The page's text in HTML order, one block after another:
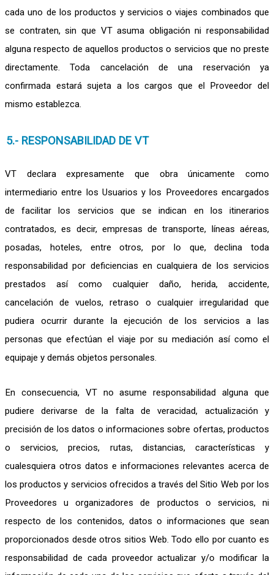
cada uno de los productos y servicios o viajes combinados que
se contraten, sin que VT asuma obligación ni responsabilidad
alguna respecto de aquellos productos o servicios que no preste
directamente. Toda cancelación de una reservación ya
confirmada estará sujeta a los cargos que el Proveedor del
mismo establezca.
5.- RESPONSABILIDAD DE VT
VT declara expresamente que obra únicamente como
intermediario entre los Usuarios y los Proveedores encargados
de facilitar los servicios que se indican en los itinerarios
contratados, es decir, empresas de transporte, líneas aéreas,
posadas, hoteles, entre otros, por lo que, declina toda
responsabilidad por deficiencias en cualquiera de los servicios
prestados así como cualquier daño, herida, accidente,
cancelación de vuelos, retraso o cualquier irregularidad que
pudiera ocurrir durante la ejecución de los servicios a las
personas que efectúan el viaje por su mediación así como el
equipaje y demás objetos personales.
En consecuencia, VT no asume responsabilidad alguna que
pudiere derivarse de la falta de veracidad, actualización y
precisión de los datos o informaciones sobre ofertas, productos
o servicios, precios, rutas, distancias, características y
cualesquiera otros datos e informaciones relevantes acerca de
los productos y servicios ofrecidos a través del Sitio Web por los
Proveedores u organizadores de productos o servicios, ni
respecto de los contenidos, datos o informaciones que sean
proporcionados desde otros sitios Web. Todo ello por cuanto es
responsabilidad de cada proveedor actualizar y/o modificar la